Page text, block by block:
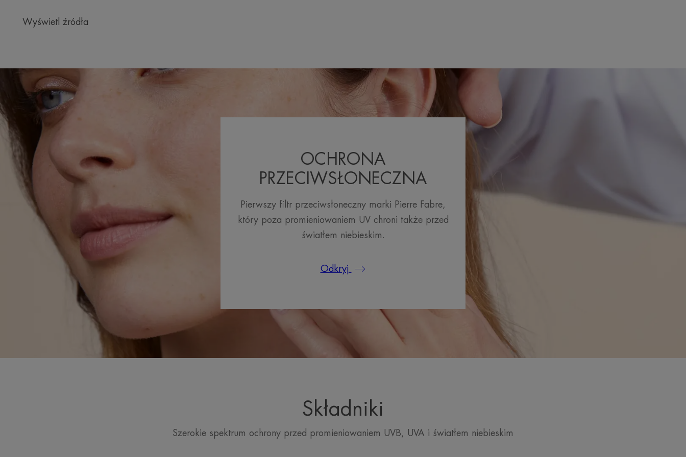
* Badanie biometrologiczne, kinetyka wskaźnika nawilżenia (HI), pojedyńcza aplikacja przeprowadzona na 22
**Badania przeprowadzone na reprezentatywnych gatunkach przez Observatoire Océanologique de Banyuls-sur-
Wyświetl źródła
OCHRONA
PRZECIWSŁONECZNA
Pierwszy filtr przeciwsłoneczny marki Pierre Fabre,
który poza promieniowaniem UV chroni także przed
światłem niebieskim.
Odkryj
Składniki
Szerokie spektrum ochrony przed promieniowaniem UVB, UVA i światłem niebieskim